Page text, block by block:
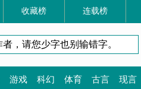
收藏榜 连载榜
游戏 科幻 体育 古言 现言